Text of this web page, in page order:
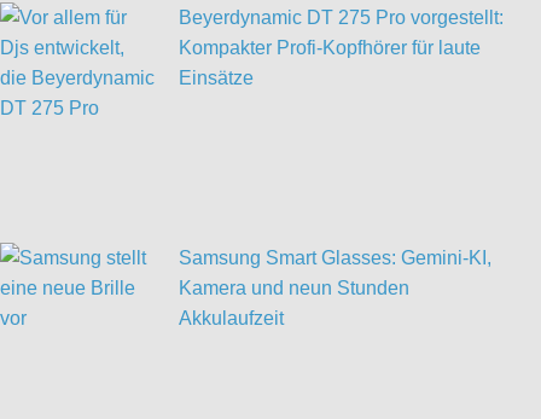
Beyerdynamic DT 275 Pro vorgestellt:
Kompakter Profi-Kopfhörer für laute
Einsätze
Samsung Smart Glasses: Gemini-KI,
Kamera und neun Stunden
Akkulaufzeit